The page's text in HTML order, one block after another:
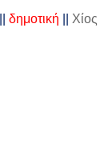
δημοτική
Χίος